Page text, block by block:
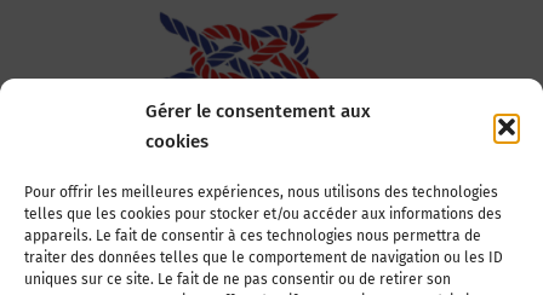
Gérer le consentement aux
cookies
Pour offrir les meilleures expériences, nous utilisons des technologies
telles que les cookies pour stocker et/ou accéder aux informations des
appareils. Le fait de consentir à ces technologies nous permettra de
traiter des données telles que le comportement de navigation ou les ID
uniques sur ce site. Le fait de ne pas consentir ou de retirer son
Association Nationale des Elus des Littoraux
22, boulevard de la Tour-Maubourg
75007 Paris
Tél : 01 44 11 11 70